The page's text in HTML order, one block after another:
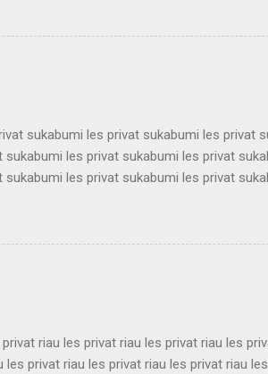
les privat surabaya les privat surabaya
les privat surabaya les privat surabaya
les privat surabaya les privat surabaya les
les privat surabaya les privat surabaya les
sukabumi les privat sukabumi les privat
les privat sukabumi les privat
les privat sukabumi les privat
sukabumi les privat sukabumi les privat
les privat sukabumi les privat
les privat sukabumi les privat
les privat sukabumi les privat
riau les privat riau les privat riau les
privat riau les privat riau les privat riau